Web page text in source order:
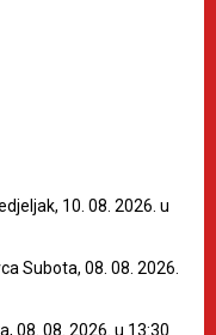
10. 08. 2026. u
Subota, 08. 08. 2026.
08. 08. 2026. u 13:30